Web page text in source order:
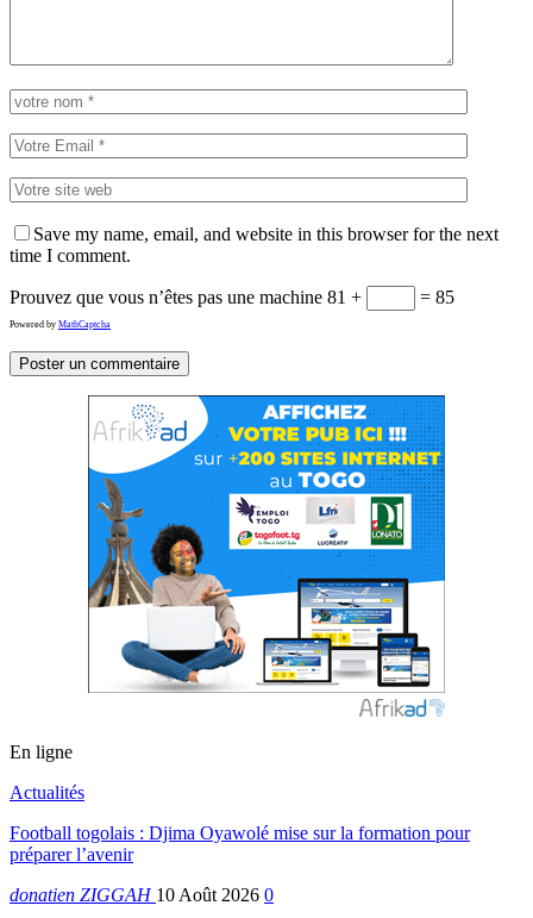
Save my name, email, and website in this browser for the next
time I comment.
Prouvez que vous n’êtes pas une machine 81 + = 85
Powered by MathCaptcha
En ligne
Actualités
Football togolais : Djima Oyawolé mise sur la formation pour
préparer l’avenir
donatien ZIGGAH 10 Août 2026 0